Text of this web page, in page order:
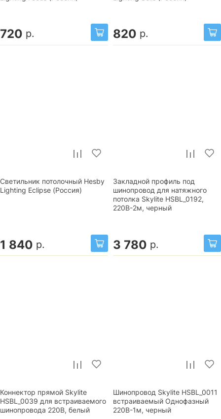
720 р. 820 р.
Светильник потолочный Hesby
Lighting Eclipse (Россия)
1 840 р.
Закладной профиль под
шинопровод для натяжного
потолка Skylite HSBL_0192,
220В-2м, черный
3 780 р.
Коннектор прямой Skylite
HSBL_0039 для встраиваемого
шинопровода 220В, белый
Шинопровод Skylite HSBL_0011
встраиваемый Однофазный
220В-1м, черный